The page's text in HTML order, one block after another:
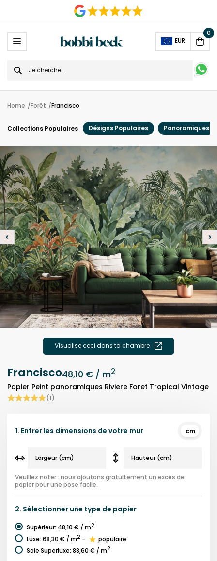
EUR
Cart
0
Search
for
Home Forêt Francisco
Collections Populaires Désigns Populaires Panoramiques
Visualise ceci dans ta chambre
Francisco48,10 € / m2
Papier Peint panoramiques Riviere Foret Tropical Vintage
(1)
1. Entrer les dimensions de votre mur cm
Veuillez noter : nous ajoutons gratuitement un excès de
papier pour une pose facile.
2. Sélectionner une type de papier
Supérieur: 48,10 € / m2
Luxe: 68,30 € / m2 -
populaire
Soie Superluxe: 88,60 € / m2